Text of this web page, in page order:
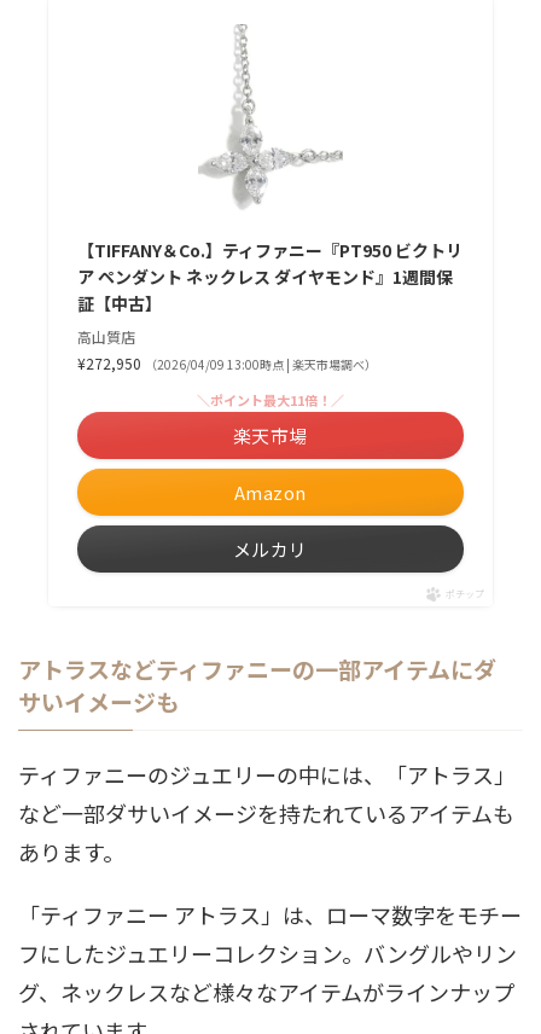
【TIFFANY＆Co.】ティファニー『PT950 ビクトリ
ア ペンダント ネックレス ダイヤモンド』1週間保
証【中古】
高山質店
¥272,950
（2026/04/09 13:00時点 | 楽天市場調べ）
Amazon
＼ポイント最大11倍！／
楽天市場
メルカリ
ポチップ
アトラスなどティファニーの一部アイテムにダ
サいイメージも
ティファニーのジュエリーの中には、「アトラス」
など一部ダサいイメージを持たれているアイテムも
あります。
「ティファニー アトラス」は、ローマ数字をモチー
フにしたジュエリーコレクション。バングルやリン
グ、ネックレスなど様々なアイテムがラインナップ